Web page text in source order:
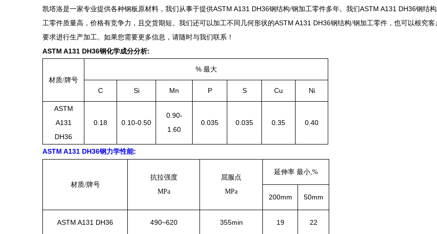
凯塔洛是一家专业提供各种钢板原材料 ， 我们 从事于提供ASTM A131 DH36钢结构/钢加工零件多年。我们ASTM A131 DH36钢结构
工零件质量高 ，价格有竞争力，且交货期短。我们还可以加工不同 几何形状的ASTM A131 DH36钢结构/钢加工零件， 也可以根究客
要求进行生产加工。如果您需要更多信息，请随时与我们联系 ！
ASTM A131 DH36钢化学成分分析:
材质/牌号
% 最大
C Si Mn P S Cu Ni
ASTM
A131
DH36
0.18 0.10-0.50
0.90-
1.60
0.035 0.035 0.35 0.40
ASTM A131 DH36钢力学性能:
材质/牌号
抗拉强度
MPa
屈服点
MPa
延伸率 最小,%
200mm 50mm
ASTM A131 DH36 490~620 355min 19 22